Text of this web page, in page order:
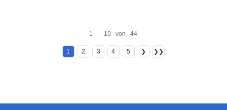
1 - 10 von 44
1 2 3 4 5 ❯ ❯❯